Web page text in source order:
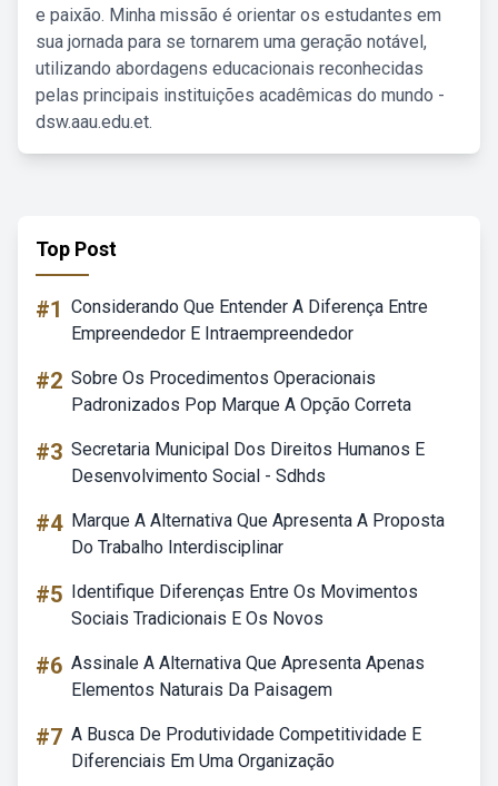
e paixão. Minha missão é orientar os estudantes em
sua jornada para se tornarem uma geração notável,
utilizando abordagens educacionais reconhecidas
pelas principais instituições acadêmicas do mundo -
dsw.aau.edu.et.
Top Post
#1 Considerando Que Entender A Diferença Entre
Empreendedor E Intraempreendedor
#2 Sobre Os Procedimentos Operacionais
Padronizados Pop Marque A Opção Correta
#3 Secretaria Municipal Dos Direitos Humanos E
Desenvolvimento Social - Sdhds
#4 Marque A Alternativa Que Apresenta A Proposta
Do Trabalho Interdisciplinar
#5 Identifique Diferenças Entre Os Movimentos
Sociais Tradicionais E Os Novos
#6 Assinale A Alternativa Que Apresenta Apenas
Elementos Naturais Da Paisagem
#7 A Busca De Produtividade Competitividade E
Diferenciais Em Uma Organização